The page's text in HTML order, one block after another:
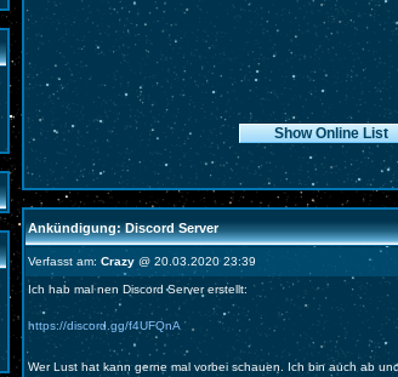
Ankündigung: Discord Server
Verfasst am: Crazy @ 20.03.2020 23:39
Ich hab mal nen Discord Server erstellt:
https://discord.gg/f4UFQnA
Wer Lust hat kann gerne mal vorbei schauen. Ich bin auch ab